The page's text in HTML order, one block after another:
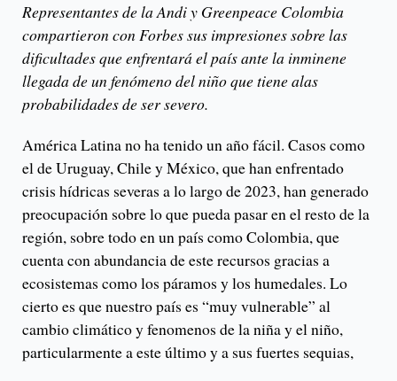
Representantes de la Andi y Greenpeace Colombia
compartieron con Forbes sus impresiones sobre las
dificultades que enfrentará el país ante la inminene
llegada de un fenómeno del niño que tiene alas
probabilidades de ser severo.
América Latina no ha tenido un año fácil. Casos como
el de Uruguay, Chile y México, que han enfrentado
crisis hídricas severas a lo largo de 2023, han generado
preocupación sobre lo que pueda pasar en el resto de la
región, sobre todo en un país como Colombia, que
cuenta con abundancia de este recursos gracias a
ecosistemas como los páramos y los humedales. Lo
cierto es que nuestro país es “muy vulnerable” al
cambio climático y fenomenos de la niña y el niño,
particularmente a este último y a sus fuertes sequias,